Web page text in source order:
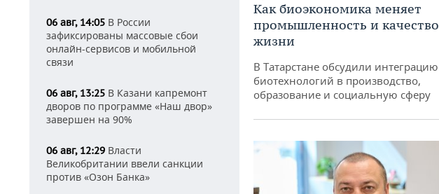
06 авг, 14:05 В России
зафиксированы массовые сбои
онлайн-сервисов и мобильной
связи
06 авг, 13:25 В Казани капремонт
дворов по программе «Наш двор»
завершен на 90%
06 авг, 12:29 Власти
Великобритании ввели санкции
против «Озон Банка»
Как биоэкономика меняет
промышленность и качество
жизни
В Татарстане обсудили интеграцию
биотехнологий в производство,
образование и социальную сферу